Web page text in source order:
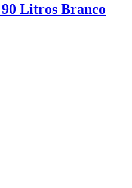
Litros Branco